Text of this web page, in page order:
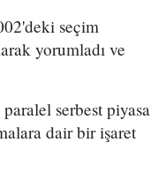
seçim
yorumladı ve
serbest piyasa
dair bir işaret